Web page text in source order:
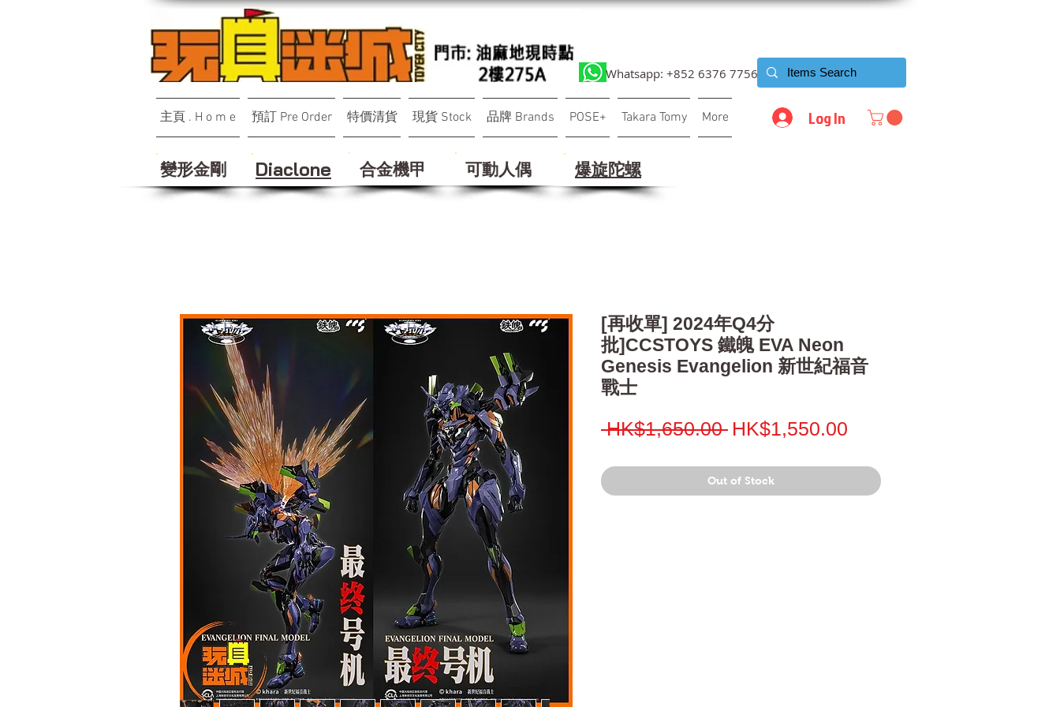
Whatsapp: +852 6376 7756
主頁 . H o m e 預訂 Pre Order 特價清貨 現貨 Stock 品牌 Brands POSE+ Takara Tomy More Log In
變形金剛 Diaclone 合金機甲 可動人偶 ​爆旋陀螺
[再收單] 2024年Q4分
批]CCSTOYS 鐵魄 EVA Neon
Genesis Evangelion 新世紀福音
戰士
HK$1,650.00 Regular
HK$1,550.00
Out of Stock